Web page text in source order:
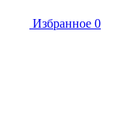
Избранное 0